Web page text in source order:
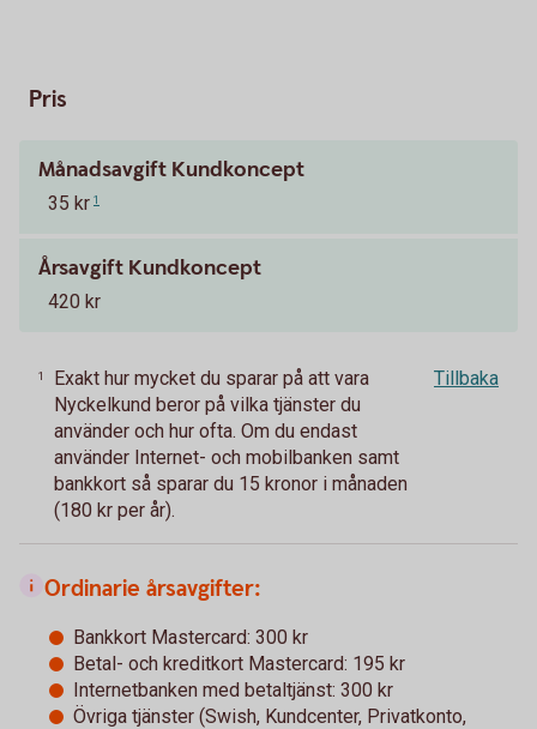
Pris
Månadsavgift Kundkoncept
35 kr 1
Årsavgift Kundkoncept
420 kr
1
Exakt hur mycket du sparar på att vara
Nyckelkund beror på vilka tjänster du
använder och hur ofta. Om du endast
använder Internet- och mobilbanken samt
bankkort så sparar du 15 kronor i månaden
(180 kr per år).
Tillbaka
Ordinarie årsavgifter:
Bankkort Mastercard: 300 kr
Betal- och kreditkort Mastercard: 195 kr
Internetbanken med betaltjänst: 300 kr
Övriga tjänster (Swish, Kundcenter, Privatkonto,